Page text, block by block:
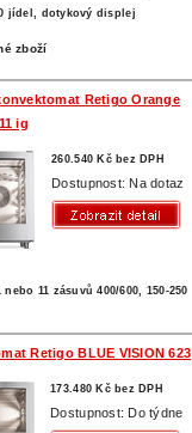
jídel, dotykový displej
zboží
Retigo Orange
ig
260.540 Kč bez DPH
Dostupnost: Na dotaz
nebo 11 zásuvů 400/600, 150-250
Retigo BLUE VISION 623
173.480 Kč bez DPH
Dostupnost: Do týdne